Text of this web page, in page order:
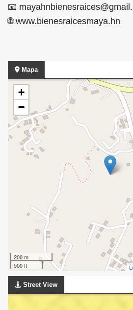
📧
🌐 www.bienesraicesmaya.hn
Mapa
+
−
200 m
500 ft
Street View